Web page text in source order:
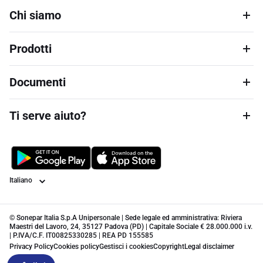
Chi siamo
Prodotti
Documenti
Ti serve aiuto?
Lingua
© Sonepar Italia S.p.A Unipersonale | Sede legale ed amministrativa: Riviera
Maestri del Lavoro, 24, 35127 Padova (PD) | Capitale Sociale € 28.000.000 i.v.
| P.IVA/C.F. IT00825330285 | REA PD 155585
Privacy PolicyCookies policyGestisci i cookiesCopyrightLegal disclaimer